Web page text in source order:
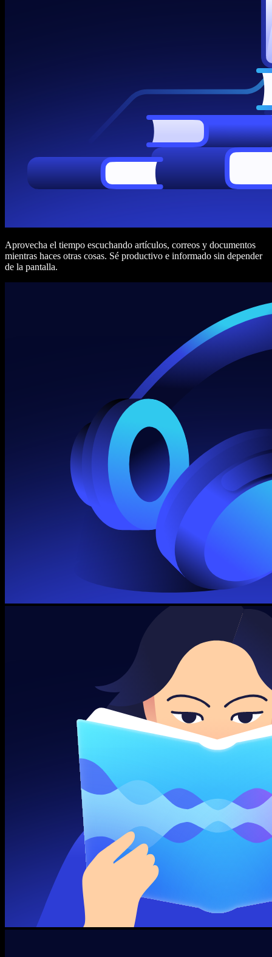
Aprovecha el tiempo escuchando artículos, correos y documentos
mientras haces otras cosas. Sé productivo e informado sin depender
de la pantalla.